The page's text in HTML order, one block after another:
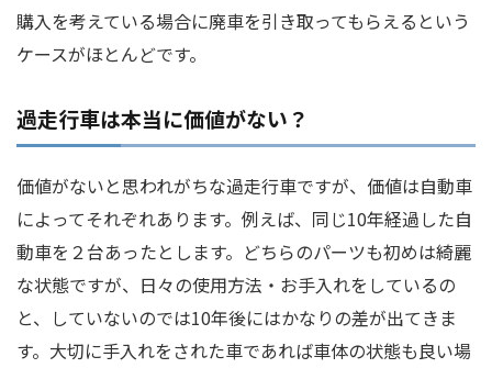
購入を考えている場合に廃車を引き取ってもらえるという
ケースがほとんどです。
過走行車は本当に価値がない？
価値がないと思われがちな過走行車ですが、価値は自動車
によってそれぞれあります。例えば、同じ10年経過した自
動車を２台あったとします。どちらのパーツも初めは綺麗
な状態ですが、日々の使用方法・お手入れをしているの
と、していないのでは10年後にはかなりの差が出てきま
す。大切に手入れをされた車であれば車体の状態も良い場